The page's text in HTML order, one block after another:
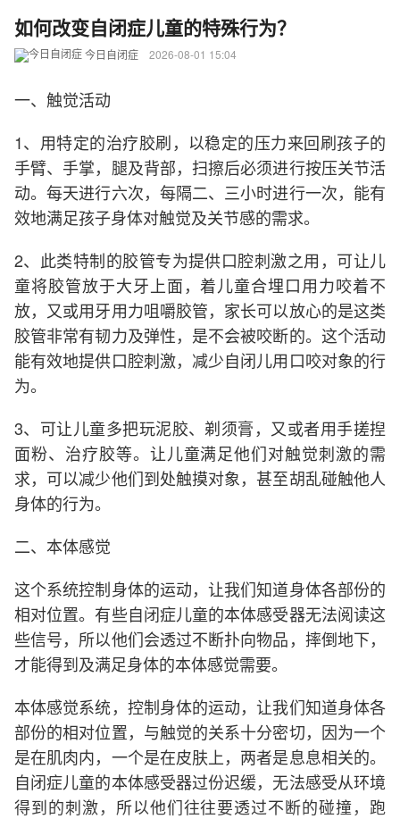
如何改变自闭症儿童的特殊行为？
今日自闭症 2026-08-01 15:04
一、触觉活动
1、用特定的治疗胶刷，以稳定的压力来回刷孩子的
手臂、手掌，腿及背部，扫擦后必须进行按压关节活
动。每天进行六次，每隔二、三小时进行一次，能有
效地满足孩子身体对触觉及关节感的需求。
2、此类特制的胶管专为提供口腔刺激之用，可让儿
童将胶管放于大牙上面，着儿童合埋口用力咬着不
放，又或用牙用力咀嚼胶管，家长可以放心的是这类
胶管非常有韧力及弹性，是不会被咬断的。这个活动
能有效地提供口腔刺激，减少自闭儿用口咬对象的行
为。
3、可让儿童多把玩泥胶、剃须膏，又或者用手搓揑
面粉、治疗胶等。让儿童满足他们对触觉刺激的需
求，可以减少他们到处触摸对象，甚至胡乱碰触他人
身体的行为。
二、本体感觉
这个系统控制身体的运动，让我们知道身体各部份的
相对位置。有些自闭症儿童的本体感受器无法阅读这
些信号，所以他们会透过不断扑向物品，摔倒地下，
才能得到及满足身体的本体感觉需要。
本体感觉系统，控制身体的运动，让我们知道身体各
部份的相对位置，与触觉的关系十分密切，因为一个
是在肌肉内，一个是在皮肤上，两者是息息相关的。
自闭症儿童的本体感受器过份迟缓，无法感受从环境
得到的刺激，所以他们往往要透过不断的碰撞，跑